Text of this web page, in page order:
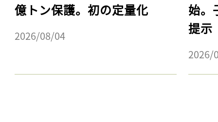
億トン保護。初の定量化
2026/08/04
始。
提示
2026/